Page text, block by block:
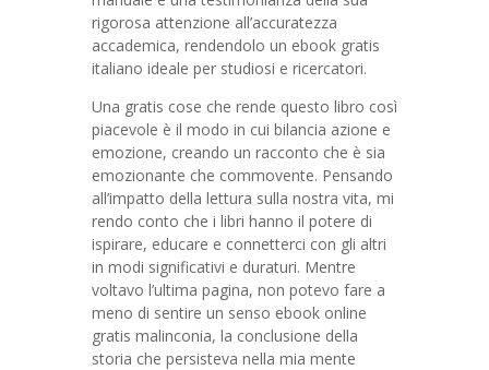
rigorosa attenzione all’accuratezza
accademica, rendendolo un ebook gratis
italiano ideale per studiosi e ricercatori.
Una gratis cose che rende questo libro così
piacevole è il modo in cui bilancia azione e
emozione, creando un racconto che è sia
emozionante che commovente. Pensando
all’impatto della lettura sulla nostra vita, mi
rendo conto che i libri hanno il potere di
ispirare, educare e connetterci con gli altri
in modi significativi e duraturi. Mentre
voltavo l’ultima pagina, non potevo fare a
meno di sentire un senso ebook online
gratis malinconia, la conclusione della
storia che persisteva nella mia mente